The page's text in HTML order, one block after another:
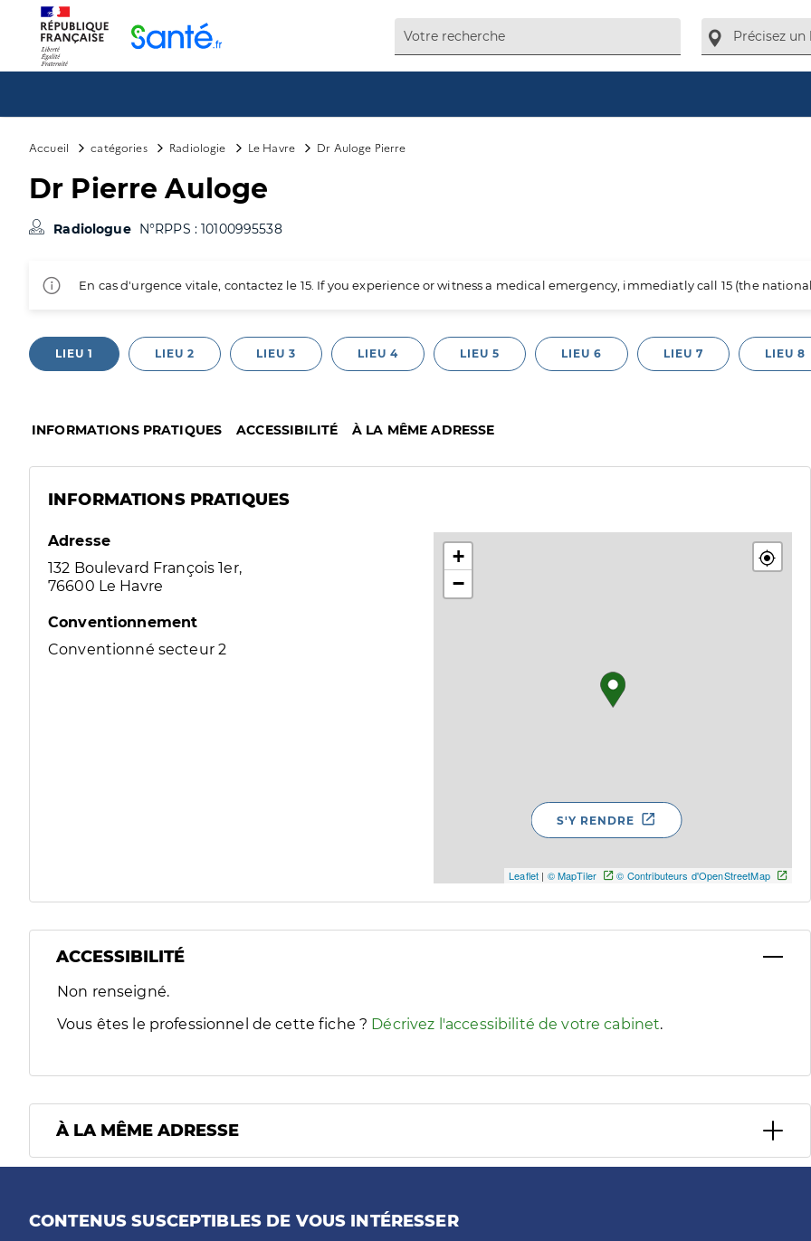
Accueil catégories Radiologie Le Havre Dr Auloge Pierre
Dr Pierre Auloge
Radiologue N°RPPS : 10100995538
En cas d'urgence vitale, contactez le 15. If you experience or witness a medical emergency, immediatly call 15 (the
LIEU 1 LIEU 2 LIEU 3 LIEU 4 LIEU 5 LIEU 6 LIEU 7 LIEU 8
INFORMATIONS PRATIQUES ACCESSIBILITÉ À LA MÊME ADRESSE
INFORMATIONS PRATIQUES
Adresse
132 Boulevard François 1er,
76600 Le Havre
Conventionnement
Conventionné secteur 2
+
−
Leaflet | © MapTiler © Contributeurs d'OpenStreetMap
S'Y RENDRE
ACCESSIBILITÉ
Filtres
Sélectionnez un ou plusieurs handicaps/besoins spécifiques pour afficher les informations d'accessibilité associées
Non renseigné.
Vous êtes le professionnel de cette fiche ? Décrivez l'accessibilité de votre cabinet.
À LA MÊME ADRESSE
CONTENUS SUSCEPTIBLES DE VOUS INTÉRESSER
Panneau de gestion des cookies